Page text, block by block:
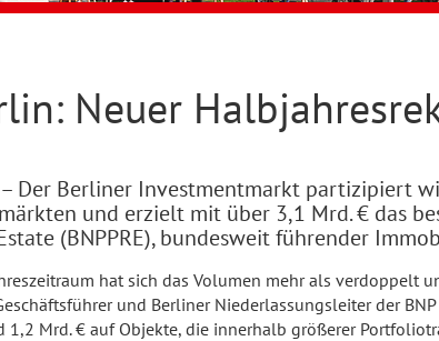
Neuer
Der Berliner Investmentmarkt partizipiert
und erzielt mit über 3,1 Mrd. € das
(BNPPRE), bundesweit führender
hat sich das Volumen mehr als
und Berliner Niederlassungsleiter der
1,2 Mrd. € auf Objekte, die innerhalb größerer